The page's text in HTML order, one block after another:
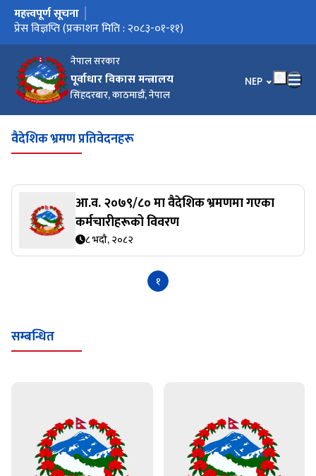
नेपाल सरकार
पूर्वाधार विकास मन्त्रालय
सिंहदरबार, काठमाडौं, नेपाल
भाषा चयन गर्नुहोस्
NEP
मुख्य नेभिगेसनमा जानुहोस्
महत्त्वपूर्ण सूचना
प्रेस विज्ञप्ति (प्रकाशन मिति : २०८३-०१-१३)
प्रेस विज्ञप्ति (प्रकाशन मिति : २०८३-०१-११)
सिलबन्दी दरभाउ पत्रको सम्झौता गर्न आउने बारेको सूचना
गुनासो हटलाइन सेवा सञ्‍चालन सम्बन्धी सूचना
हराएका/चोरी भएका जिन्सी सामानहरूका बारे सार्वजनिक सूचना
वैदेशिक भ्रमण प्रतिवेदनहरू
आ.व. २०७९/८० मा वैदेशिक भ्रमणमा गएका
कर्मचारीहरूको विवरण
८ भदौ, २०८२
१
सम्बन्धित